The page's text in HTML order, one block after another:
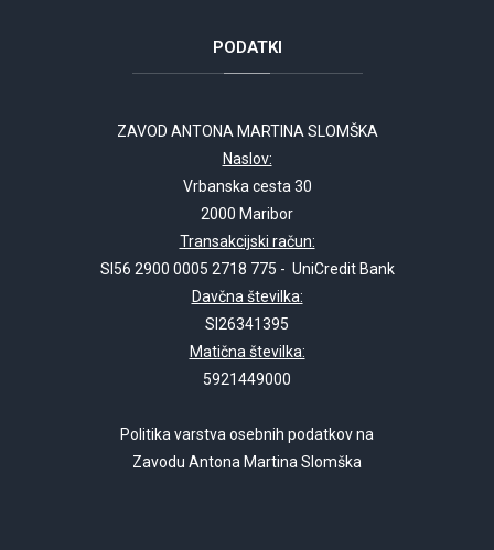
PODATKI
ZAVOD ANTONA MARTINA SLOMŠKA
Naslov:
Vrbanska cesta 30
2000 Maribor
Transakcijski račun:
SI56 2900 0005 2718 775 - UniCredit Bank
Davčna številka:
SI26341395
Matična številka:
5921449000
Politika varstva osebnih podatkov na
Zavodu Antona Martina Slomška